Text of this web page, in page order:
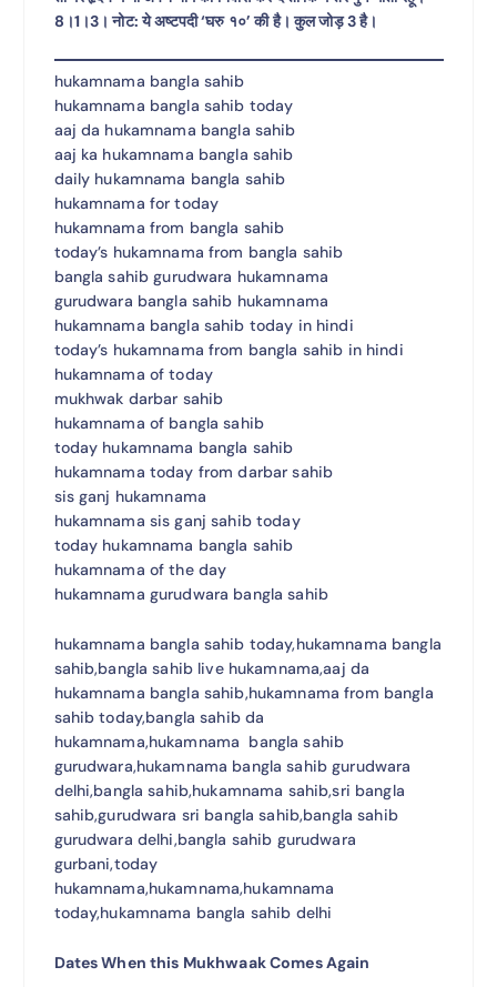
8।1।3। नोट: ये अष्टपदी ‘घरु १०’ की है। कुल जोड़ 3 है।
hukamnama bangla sahib
hukamnama bangla sahib today
aaj da hukamnama bangla sahib
aaj ka hukamnama bangla sahib
daily hukamnama bangla sahib
hukamnama for today
hukamnama from bangla sahib
today’s hukamnama from bangla sahib
bangla sahib gurudwara hukamnama
gurudwara bangla sahib hukamnama
hukamnama bangla sahib today in hindi
today’s hukamnama from bangla sahib in hindi
hukamnama of today
mukhwak darbar sahib
hukamnama of bangla sahib
today hukamnama bangla sahib
hukamnama today from darbar sahib
sis ganj hukamnama
hukamnama sis ganj sahib today
today hukamnama bangla sahib
hukamnama of the day
hukamnama gurudwara bangla sahib
hukamnama bangla sahib today,hukamnama bangla
sahib,bangla sahib live hukamnama,aaj da
hukamnama bangla sahib,hukamnama from bangla
sahib today,bangla sahib da
hukamnama,hukamnama bangla sahib
gurudwara,hukamnama bangla sahib gurudwara
delhi,bangla sahib,hukamnama sahib,sri bangla
sahib,gurudwara sri bangla sahib,bangla sahib
gurudwara delhi,bangla sahib gurudwara
gurbani,today
hukamnama,hukamnama,hukamnama
today,hukamnama bangla sahib delhi
Dates When this Mukhwaak Comes Again